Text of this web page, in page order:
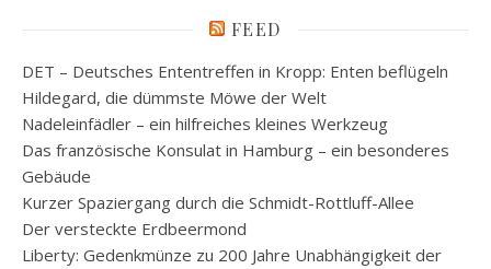
FEED
DET – Deutsches Ententreffen in Kropp: Enten beflügeln
Hildegard, die dümmste Möwe der Welt
Nadeleinfädler – ein hilfreiches kleines Werkzeug
Das französische Konsulat in Hamburg – ein besonderes
Gebäude
Kurzer Spaziergang durch die Schmidt-Rottluff-Allee
Der versteckte Erdbeermond
Liberty: Gedenkmünze zu 200 Jahre Unabhängigkeit der